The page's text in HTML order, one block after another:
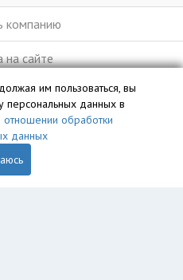
компанию
на сайте
интеллектуальной
и охраняется законом.
им пользоваться, вы
персональных данных в
отношении обработки
данных